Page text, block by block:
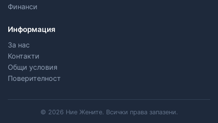
Финанси
Информация
За нас
Контакти
Общи условия
Поверителност
© 2026 Ние Жените. Всички права запазени.